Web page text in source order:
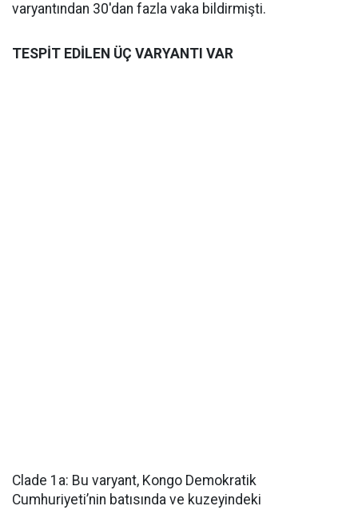
varyantından 30'dan fazla vaka bildirmişti.
TESPİT EDİLEN ÜÇ VARYANTI VAR
Clade 1a: Bu varyant, Kongo Demokratik
Cumhuriyeti’nin batısında ve kuzeyindeki